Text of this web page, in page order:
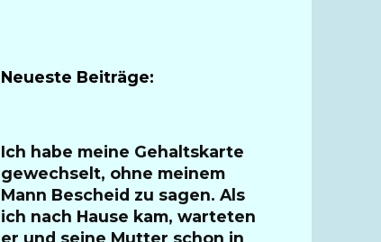
Neueste Beiträge:
Ich habe meine Gehaltskarte
gewechselt, ohne meinem
Mann Bescheid zu sagen. Als
ich nach Hause kam, warteten
er und seine Mutter schon in